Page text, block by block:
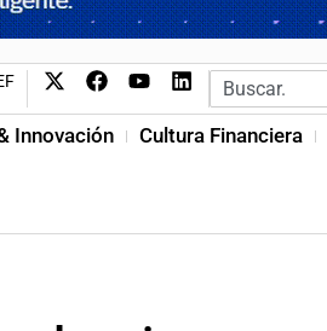
Innovación Cultura Financiera